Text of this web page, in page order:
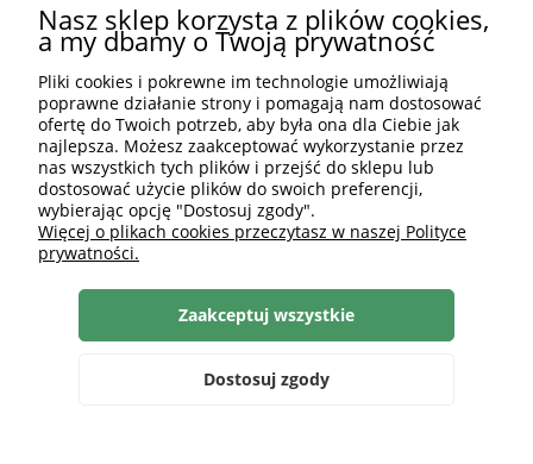
506 584 614
pon. - pt.: 7:00 - 15:00
DARYMEX GROUP
Sp. z o.o.
ul. Siedliska 124,
32-620 Brzeszcze
Nasz sklep korzysta z plików cookies,
a my dbamy o Twoją prywatność
Pliki cookies i pokrewne im technologie umożliwiają
poprawne działanie strony i pomagają nam dostosować
ofertę do Twoich potrzeb, aby była ona dla Ciebie jak
najlepsza. Możesz zaakceptować wykorzystanie przez
nas wszystkich tych plików i przejść do sklepu lub
dostosować użycie plików do swoich preferencji,
wybierając opcję "Dostosuj zgody".
Więcej o plikach cookies przeczytasz w naszej Polityce
prywatności.
Dostosuj zgody
Zaakceptuj wszystkie